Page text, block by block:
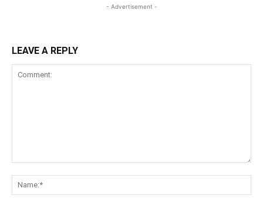
- Advertisement -
LEAVE A REPLY